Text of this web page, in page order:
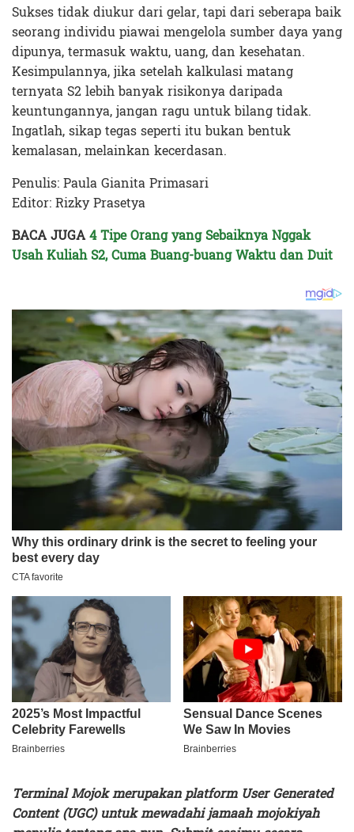
Sukses tidak diukur dari gelar, tapi dari seberapa baik
seorang individu piawai mengelola sumber daya yang
dipunya, termasuk waktu, uang, dan kesehatan.
Kesimpulannya, jika setelah kalkulasi matang
ternyata S2 lebih banyak risikonya daripada
keuntungannya, jangan ragu untuk bilang tidak.
Ingatlah, sikap tegas seperti itu bukan bentuk
kemalasan, melainkan kecerdasan.
Penulis: Paula Gianita Primasari
Editor: Rizky Prasetya
BACA JUGA4 Tipe Orang yang Sebaiknya Nggak
Usah Kuliah S2, Cuma Buang-buang Waktu dan Duit
Terminal Mojok merupakan platform User Generated
Content (UGC) untuk mewadahi jamaah mojokiyah